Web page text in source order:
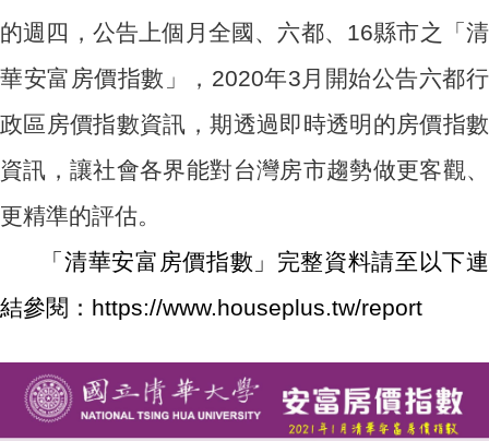
的週四，公告上個月全國、六都、16縣市之「清
華安富房價指數」，2020年3月開始公告六都行
政區房價指數資訊，期透過即時透明的房價指數
資訊，讓社會各界能對台灣房市趨勢做更客觀、
更精準的評估。
「清華安富房價指數」完整資料請至以下連
結參閱： https://www.houseplus.tw/report